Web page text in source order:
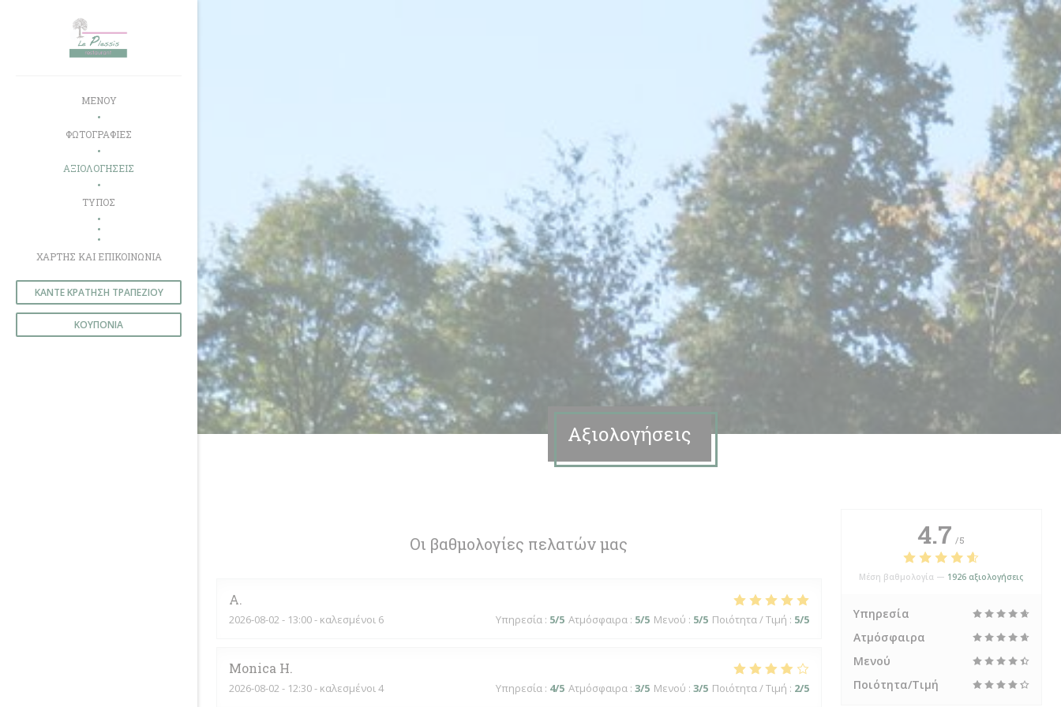
ΜΕΝΟΎ
ΦΩΤΟΓΡΑΦΊΕΣ
ΑΞΙΟΛΟΓΉΣΕΙΣ
ΤΎΠΟΣ
((ΑΝΟΊΓΕΙ ΣΕ ΝΈΟ ΠΑΡΆΘΥΡΟ))
((ΑΝΟΊΓΕΙ ΣΕ ΝΈΟ ΠΑΡΆΘΥΡΟ))
ΧΆΡΤΗΣ ΚΑΙ ΕΠΙΚΟΙΝΩΝΊΑ
ΚΆΝΤΕ ΚΡΆΤΗΣΗ ΤΡΑΠΕΖΙΟΎ
ΚΟΥΠΌΝΙΑ
Αξιολογήσεις
Οι βαθμολογίες πελατών μας
A
2026-08-02 - 13:00 - καλεσμένοι 6 Υπηρεσία: 5/5 Ατμόσφαιρα: 5/5 Μενού : 5/5 Ποιότητα / Τιμή : 5/5
Monica H
2026-08-02 - 12:30 - καλεσμένοι 4 Υπηρεσία: 4/5 Ατμόσφαιρα: 3/5 Μενού : 3/5 Ποιότητα / Τιμή : 2/5
4.7 /5
Μέση βαθμολογία — 1926 αξιολογήσεις
Υπηρεσία
Ατμόσφαιρα
Μενού
Ποιότητα/Τιμή